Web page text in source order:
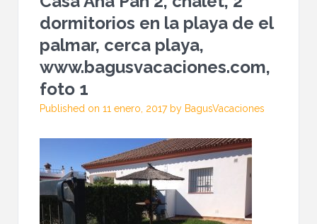
dormitorios en la playa de el
palmar, cerca playa,
www.bagusvacaciones.com,
foto 1
Published on 11 enero, 2017 by BagusVacaciones